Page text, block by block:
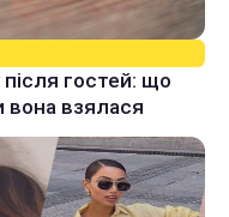
гостей: що
вона взялася